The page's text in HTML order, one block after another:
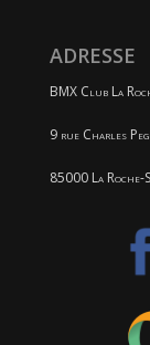
ADRESSE
BMX Club La
9 rue Charles
85000 La Roche-